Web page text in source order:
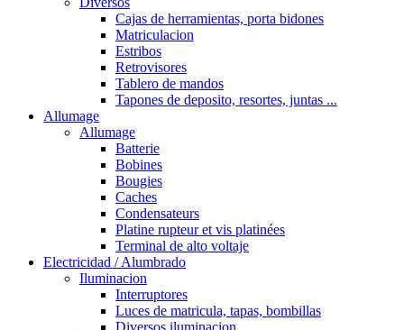
Cajas de herramientas, porta bidones
Matriculacion
Estribos
Retrovisores
Tablero de mandos
Tapones de deposito, resortes, juntas ...
Allumage
Allumage
Batterie
Bobines
Bougies
Caches
Condensateurs
Platine rupteur et vis platinées
Terminal de alto voltaje
Electricidad / Alumbrado
Iluminacion
Interruptores
Luces de matricula, tapas, bombillas